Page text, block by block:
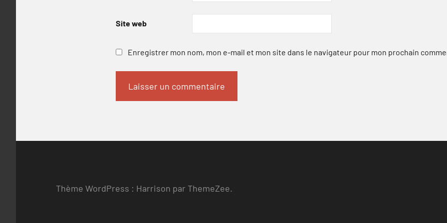
Site web
Enregistrer mon nom, mon e-mail et mon site dans le navigateur pour mon prochain
Thème WordPress : Harrison par ThemeZee.